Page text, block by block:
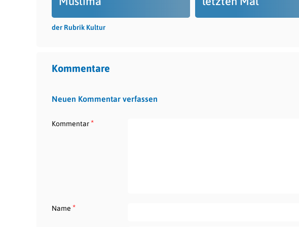
der Rubrik Kultur
Kommentare
Neuen Kommentar verfassen
Kommentar*
Name *